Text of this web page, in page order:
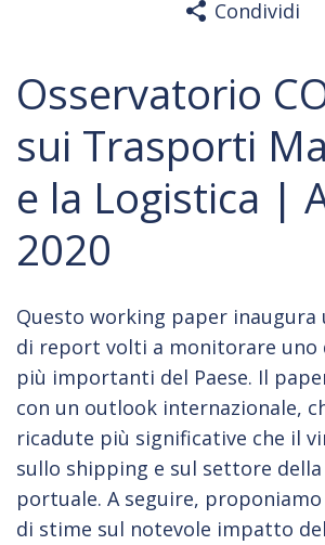
Condividi
Osservatorio
sui Trasporti
e la Logistica |
2020
Questo working paper inaugura
di report volti a monitorare uno
più importanti del Paese. Il
con un outlook internazionale,
ricadute più significative che il
sullo shipping e sul settore
portuale. A seguire,
di stime sul notevole impatto